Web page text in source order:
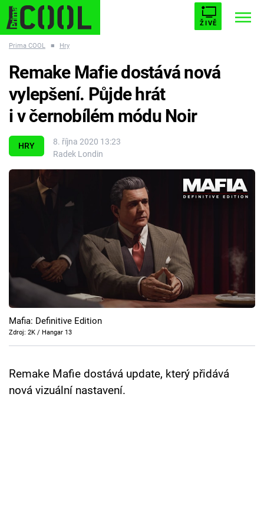
ŽIVĚ
ESCAPE PLNEJ KOTEL AVENGERS 5
Témata
Filmy
Cool Esport
Pořady
TV Program
Prima COOL ■ Hry
HRY
8. října 2020 13:23
Radek Londin
Remake Mafie dostává nová
vylepšení. Půjde hrát
i v černobílém módu Noir
Mafia: Definitive Edition
Zdroj: 2K / Hangar 13
Remake Mafie dostává update, který přidává
nová vizuální nastavení.